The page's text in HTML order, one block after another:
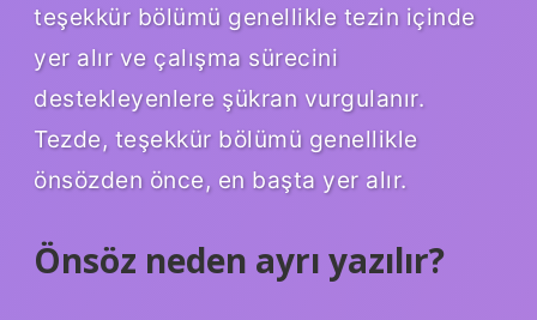
teşekkür bölümü genellikle tezin içinde
yer alır ve çalışma sürecini
destekleyenlere şükran vurgulanır.
Tezde, teşekkür bölümü genellikle
önsözden önce, en başta yer alır.
Önsöz neden ayrı yazılır?